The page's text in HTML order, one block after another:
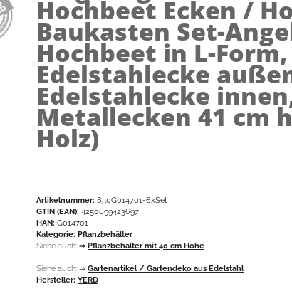
Hochbeet Ecken /
Baukasten Set-
Hochbeet in L-
Edelstahlecke
Edelstahlecke
Metallecken 41 cm
Holz)
Artikelnummer: 850G014701-6xSet
GTIN (EAN): 4250699423697
HAN: G014701
Kategorie: Pflanzbehälter
Siehe auch: ⇒ Pflanzbehälter mit 40 cm Höhe
Siehe auch: ⇒ Gartenartikel / Gartendeko aus Edelstahl
Hersteller: YERD